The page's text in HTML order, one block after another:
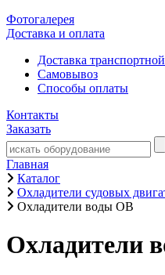
Фотогалерея
Доставка и оплата
Доставка
Самовывоз
Способы оплаты
Контакты
Заказать
Главная
Каталог
Охладители судовых
Охладители воды ОВ
Охладители